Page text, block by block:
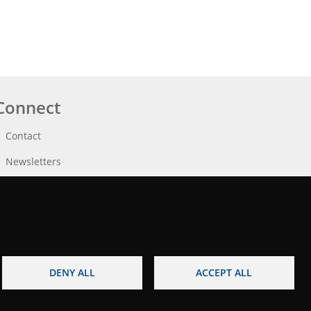
Contact
Newsletters
DENY ALL ACCEPT ALL